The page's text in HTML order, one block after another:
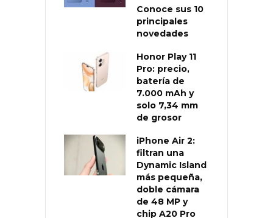
Conoce sus 10
principales
novedades
Honor Play 11
Pro: precio,
batería de
7.000 mAh y
solo 7,34 mm
de grosor
iPhone Air 2:
filtran una
Dynamic Island
más pequeña,
doble cámara
de 48 MP y
chip A20 Pro